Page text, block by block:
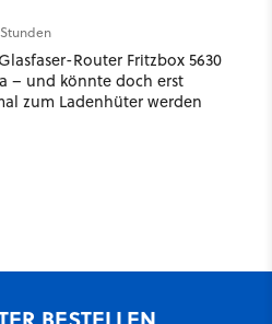
Vorbesteller-Rekorde auf
Router Fritzbox 5630
– und könnte doch erst
zum Ladenhüter werden